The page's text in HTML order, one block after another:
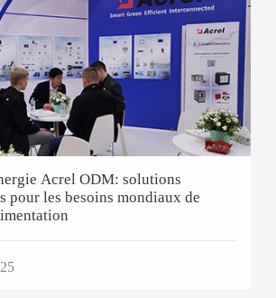
Acrel ODM: solutions
pour les besoins mondiaux de